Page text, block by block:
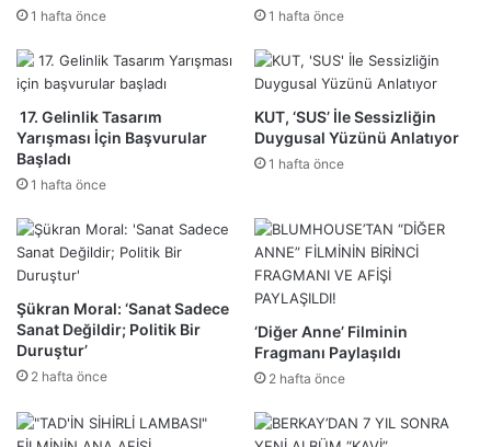
1 hafta önce 1 hafta önce
17. Gelinlik Tasarım
Yarışması İçin Başvurular
Başladı
1 hafta önce
KUT, ‘SUS’ İle Sessizliğin
Duygusal Yüzünü Anlatıyor
1 hafta önce
Şükran Moral: ‘Sanat Sadece
Sanat Değildir; Politik Bir
Duruştur’
2 hafta önce
‘Diğer Anne’ Filminin
Fragmanı Paylaşıldı
2 hafta önce